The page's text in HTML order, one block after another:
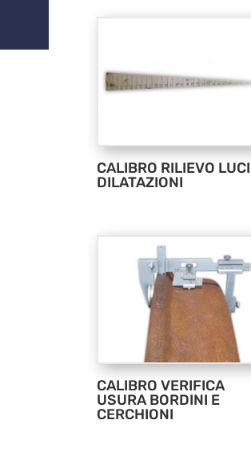
CALIBRO RILIEVO
DILATAZIONI
CALIBRO VERIFICA
USURA BORDINI E
CERCHIONI